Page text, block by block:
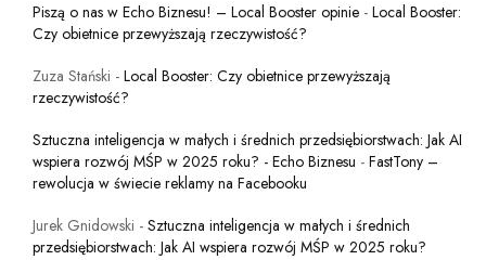
Piszą o nas w Echo Biznesu! – Local Booster opinie - Local Booster:
Czy obietnice przewyższają rzeczywistość?
Zuza Stański - Local Booster: Czy obietnice przewyższają
rzeczywistość?
Sztuczna inteligencja w małych i średnich przedsiębiorstwach: Jak AI
wspiera rozwój MŚP w 2025 roku? - Echo Biznesu - FastTony –
rewolucja w świecie reklamy na Facebooku
Jurek Gnidowski - Sztuczna inteligencja w małych i średnich
przedsiębiorstwach: Jak AI wspiera rozwój MŚP w 2025 roku?